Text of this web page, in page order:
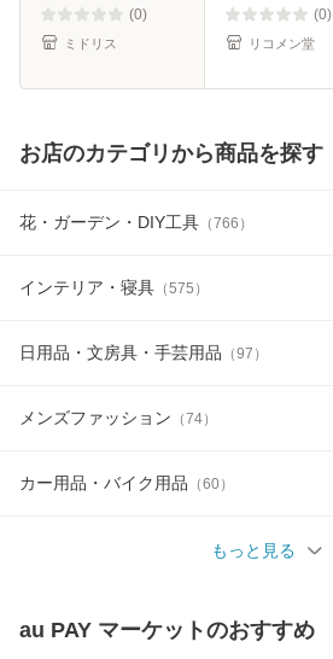
畑 野菜 作物 肥料
(0)
ミドリス
不可)
(0)
リコメン堂
お店のカテゴリから商品を探す
花・ガーデン・DIY工具 （766 ）
インテリア・寝具 （575 ）
日用品・文房具・手芸用品 （97 ）
メンズファッション （74）
カー用品・バイク用品 （60）
もっと見る
au PAY マーケットのおすすめ